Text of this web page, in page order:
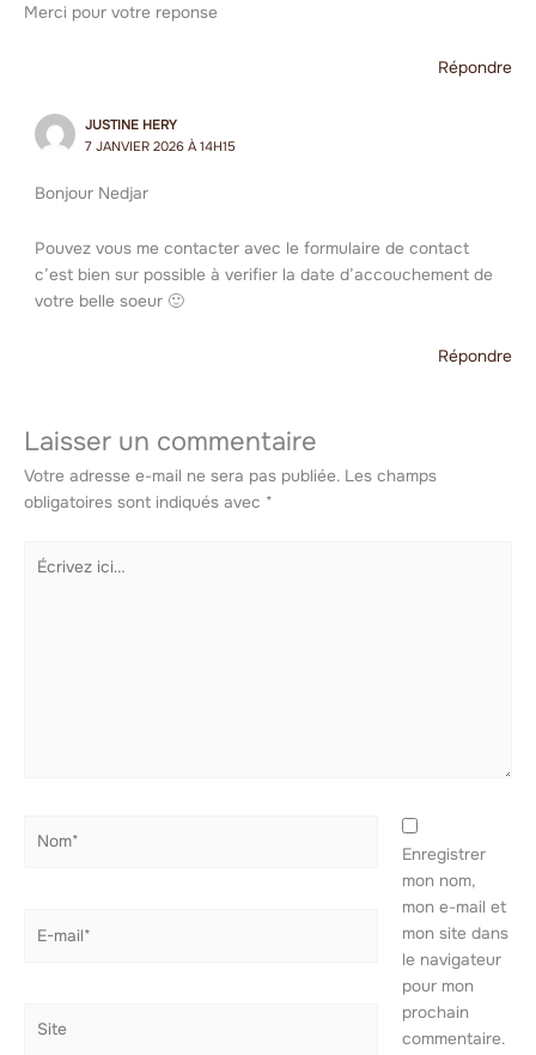
Merci pour votre reponse
Répondre
JUSTINE HERY
7 JANVIER 2026 À 14H15
Bonjour Nedjar
Pouvez vous me contacter avec le formulaire de contact
c’est bien sur possible à verifier la date d’accouchement de
votre belle soeur 🙂
Répondre
Laisser un commentaire
Votre adresse e-mail ne sera pas publiée. Les champs
obligatoires sont indiqués avec *
Écrivez
ici…
mail*
Enregistrer
mon nom,
mon e-mail et
mon site dans
le navigateur
pour mon
prochain
commentaire.